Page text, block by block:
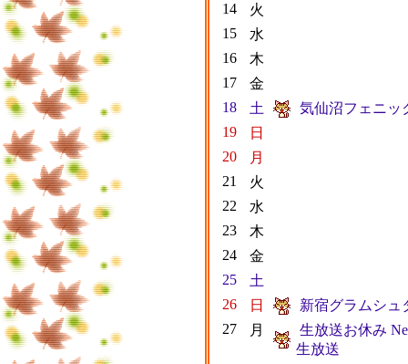
14
火
15
水
16
木
17
金
18
土
気仙沼フェニッ
19
日
20
月
21
火
22
水
23
木
24
金
25
土
26
日
新宿グラムシュ
27
月
生放送お休み
生放送